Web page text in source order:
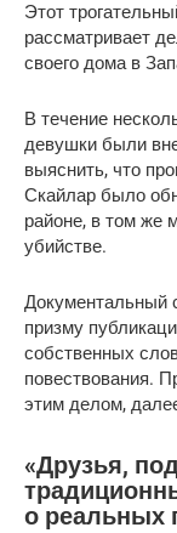
Этот
рассматривает
своего дома в
В течение
девушки были
выяснить, что
Скайлар было
районе, в том же
убийстве.
Документальный
призму
собственных
повествования.
этим делом,
«Друзья,
о реальных